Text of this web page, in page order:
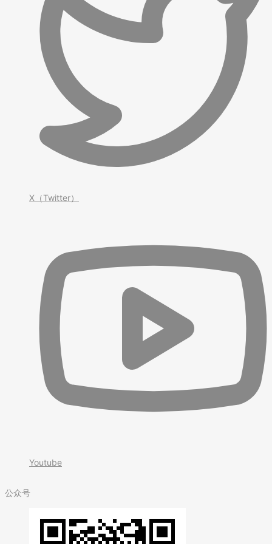
X（Twitter）
Youtube
公众号